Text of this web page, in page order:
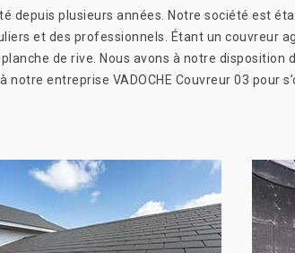
depuis plusieurs années. Notre société est
et des professionnels. Étant un couvreur
de rive. Nous avons à notre disposition
entreprise VADOCHE Couvreur 03 pour